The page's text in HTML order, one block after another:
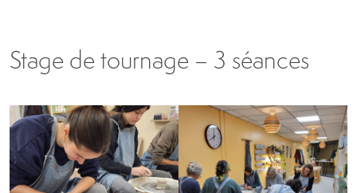
Stage de tournage – 3 séances